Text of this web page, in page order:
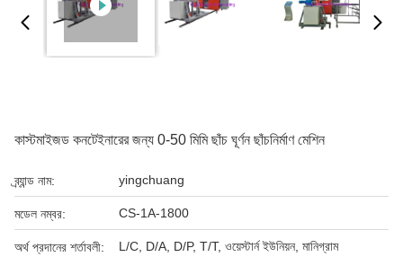
কাস্টমাইজড কনটেইনারের জন্য 0-50 মিমি ছাঁচ ঘূর্ণন ছাঁচনির্মাণ মেশিন
ব্র্যান্ড নাম: yingchuang
মডেল নম্বর: CS-1A-1800
অর্থ প্রদানের শর্তাবলী: L/C, D/A, D/P, T/T, ওয়েস্টার্ন ইউনিয়ন, মানিগ্রাম